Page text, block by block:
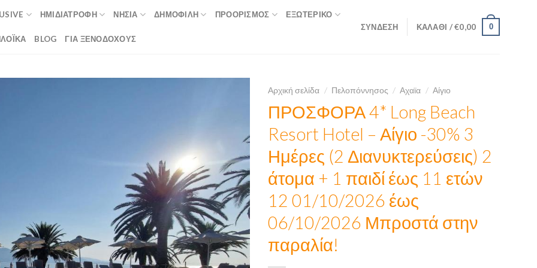
ΗΜΙΔΙΑΤΡΟΦΉ ΝΗΣΙΆ ΔΗΜΟΦΙΛΉ ΠΡΟΟΡΙΣΜΟΣ ΕΞΩΤΕΡΙΚΌ
BLOG ΓΙΑ ΞΕΝΟΔΟΧΟΥΣ
ΣΎΝΔΕΣΗ ΚΑΛΆΘΙ /€0,00 0
Αρχική σελίδα / Πελοπόννησος / Αχαϊα / Αίγιο
ΠΡΟΣΦΟΡΑ 4* Long Beach
Resort Hotel – Αίγιο -30% 3
Ημέρες (2 Διανυκτερεύσεις) 2
άτομα + 1 παιδί έως 11 ετών
12 01/10/2026 έως
06/10/2026 Μπροστά στην
παραλία!